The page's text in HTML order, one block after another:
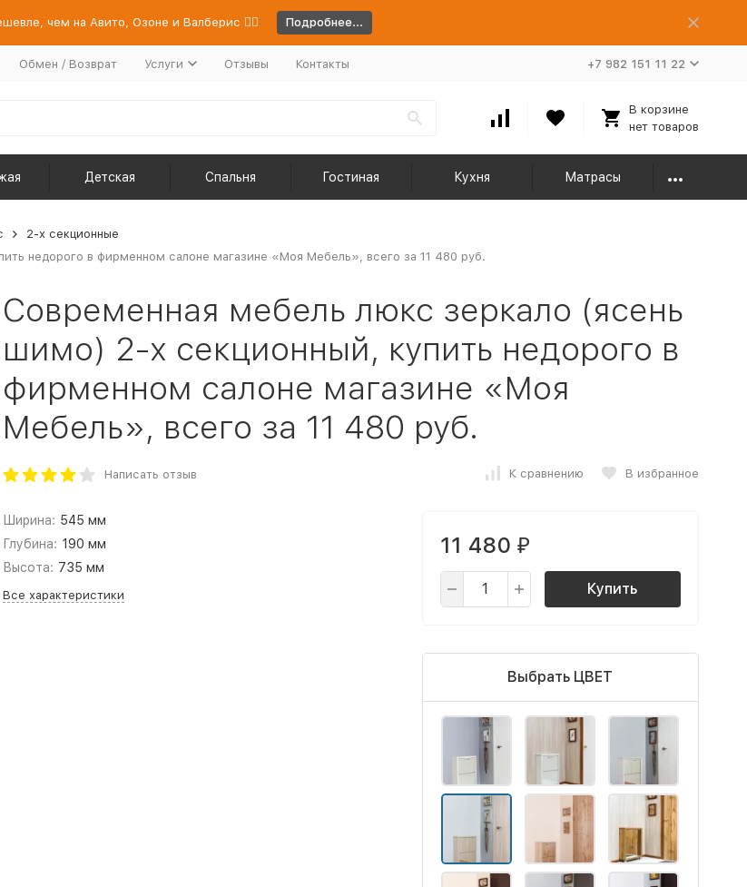
чем на Авито, Озоне и Валберис 👉🏻 Подробнее...
Обмен / Возврат Услуги Отзывы Контакты +7 982 151 11 22
В корзине
нет товаров
Детская Спальня Гостиная Кухня Матрасы
2-х секционные
недорого в фирменном салоне магазине «Моя Мебель», всего за 11 480 руб.
Современная мебель люкс зеркало (ясень
шимо) 2-х секционный, купить недорого в
фирменном салоне магазине «Моя
Мебель», всего за 11 480 руб.
Написать отзыв К сравнению В избранное
Ширина: 545 мм
Глубина: 190 мм
Высота: 735 мм
Все характеристики
11 480 ₽
Купить
Выбрать ЦВЕТ